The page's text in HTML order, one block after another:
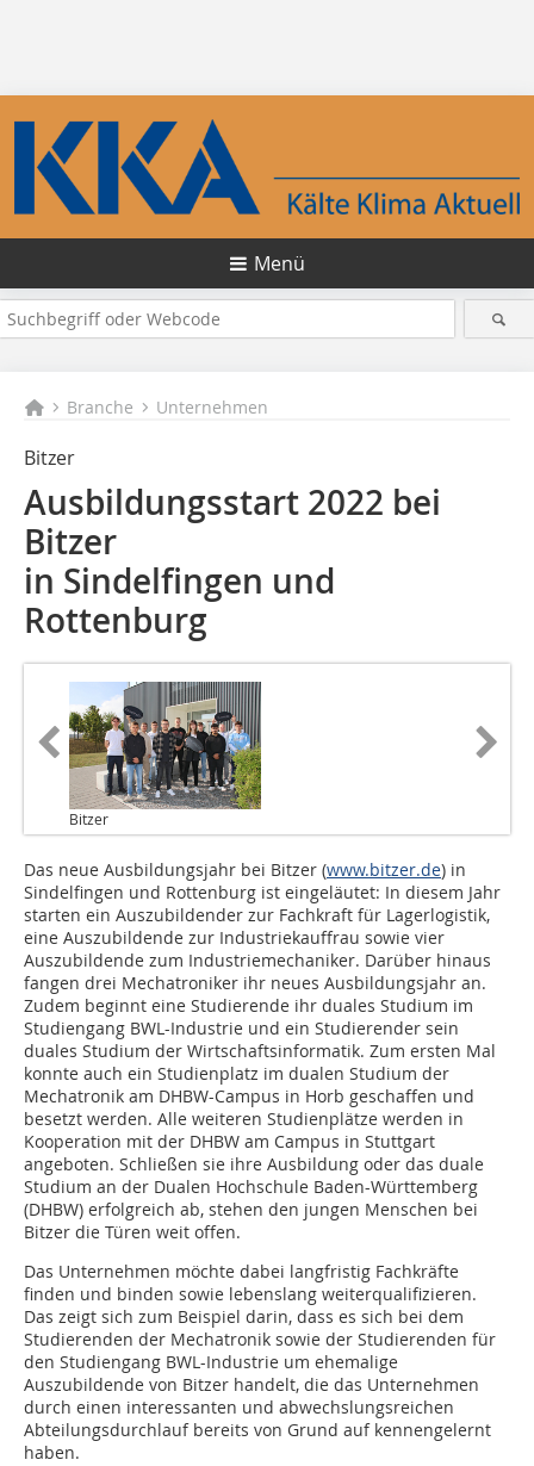
Menü
Branche Unternehmen
Bitzer
Ausbildungsstart 2022 bei
Bitzer
in Sindelfingen und
Rottenburg
Bitzer
Das neue Ausbildungsjahr bei Bitzer (www.bitzer.de) in
Sindelfingen und Rottenburg ist eingeläutet: In diesem Jahr
starten ein Auszubildender zur Fachkraft für Lagerlogistik,
eine Auszubildende zur Industriekauffrau sowie vier
Auszubildende zum Industriemechaniker. Darüber hinaus
fangen drei Mechatroniker ihr neues Ausbildungsjahr an.
Zudem beginnt eine Studierende ihr duales Studium im
Studiengang BWL-Industrie und ein Studierender sein
duales Studium der Wirtschaftsinformatik. Zum ersten Mal
konnte auch ein Studienplatz im dualen Studium der
Mechatronik am DHBW-Campus in Horb geschaffen und
besetzt werden. Alle weiteren Studienplätze werden in
Kooperation mit der DHBW am Campus in Stuttgart
angeboten. Schließen sie ihre Ausbildung oder das duale
Studium an der Dualen Hochschule Baden-Württemberg
(DHBW) erfolgreich ab, stehen den jungen Menschen bei
Bitzer die Türen weit offen.
Das Unternehmen möchte dabei langfristig Fachkräfte
finden und binden sowie lebenslang weiterqualifizieren.
Das zeigt sich zum Beispiel darin, dass es sich bei dem
Studierenden der Mechatronik sowie der Studierenden für
den Studiengang BWL-Industrie um ehemalige
Auszubildende von Bitzer handelt, die das Unternehmen
durch einen interessanten und abwechslungsreichen
Abteilungsdurchlauf bereits von Grund auf kennengelernt
haben.